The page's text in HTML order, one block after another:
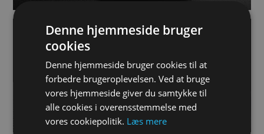
Hjul til
skraldespande
Plasthjul
Denne hjemmeside bruger
cookies
Denne hjemmeside bruger cookies til at
forbedre brugeroplevelsen. Ved at bruge
vores hjemmeside giver du samtykke til
alle cookies i overensstemmelse med
vores cookiepolitik. Læs mere